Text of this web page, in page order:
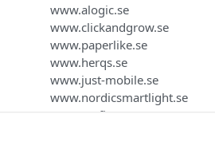
www.alogic.se
www.clickandgrow.se
www.paperlike.se
www.herqs.se
www.just-mobile.se
www.nordicsmartlight.se
www.myfirst.se